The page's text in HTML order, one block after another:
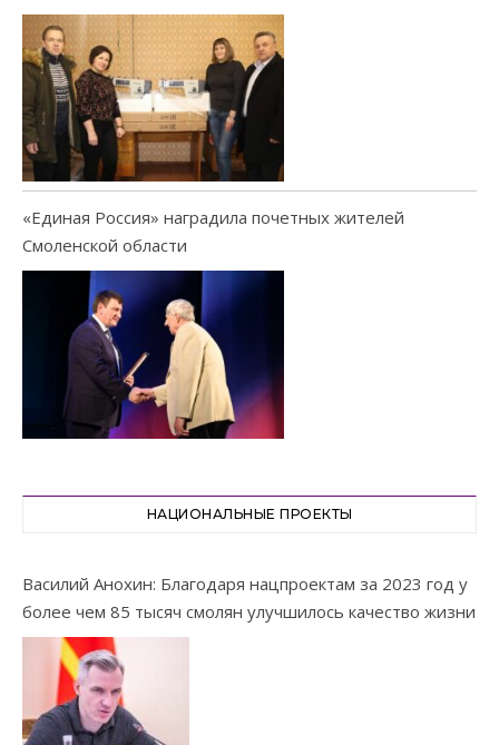
«Единая Россия» наградила почетных жителей
Смоленской области
НАЦИОНАЛЬНЫЕ ПРОЕКТЫ
Василий Анохин: Благодаря нацпроектам за 2023 год у
более чем 85 тысяч смолян улучшилось качество жизни